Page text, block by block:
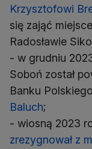
Krzysztofowi
się zająć
Radosławie
- w grudniu
Soboń został
Banku
Baluch;
- wiosną 2023
zrezygnował z